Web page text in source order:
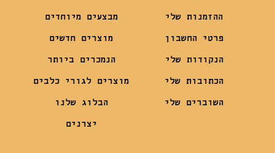
ההזמנות שלי
פרטי החשבון
הנקודות שלי
הכתובות שלי
השוברים שלי
מבצעים מיוחדים
מוצרים חדשים
הנמכרים ביותר
מוצרים לגורי כלבים
הבלוג שלנו
יצרנים